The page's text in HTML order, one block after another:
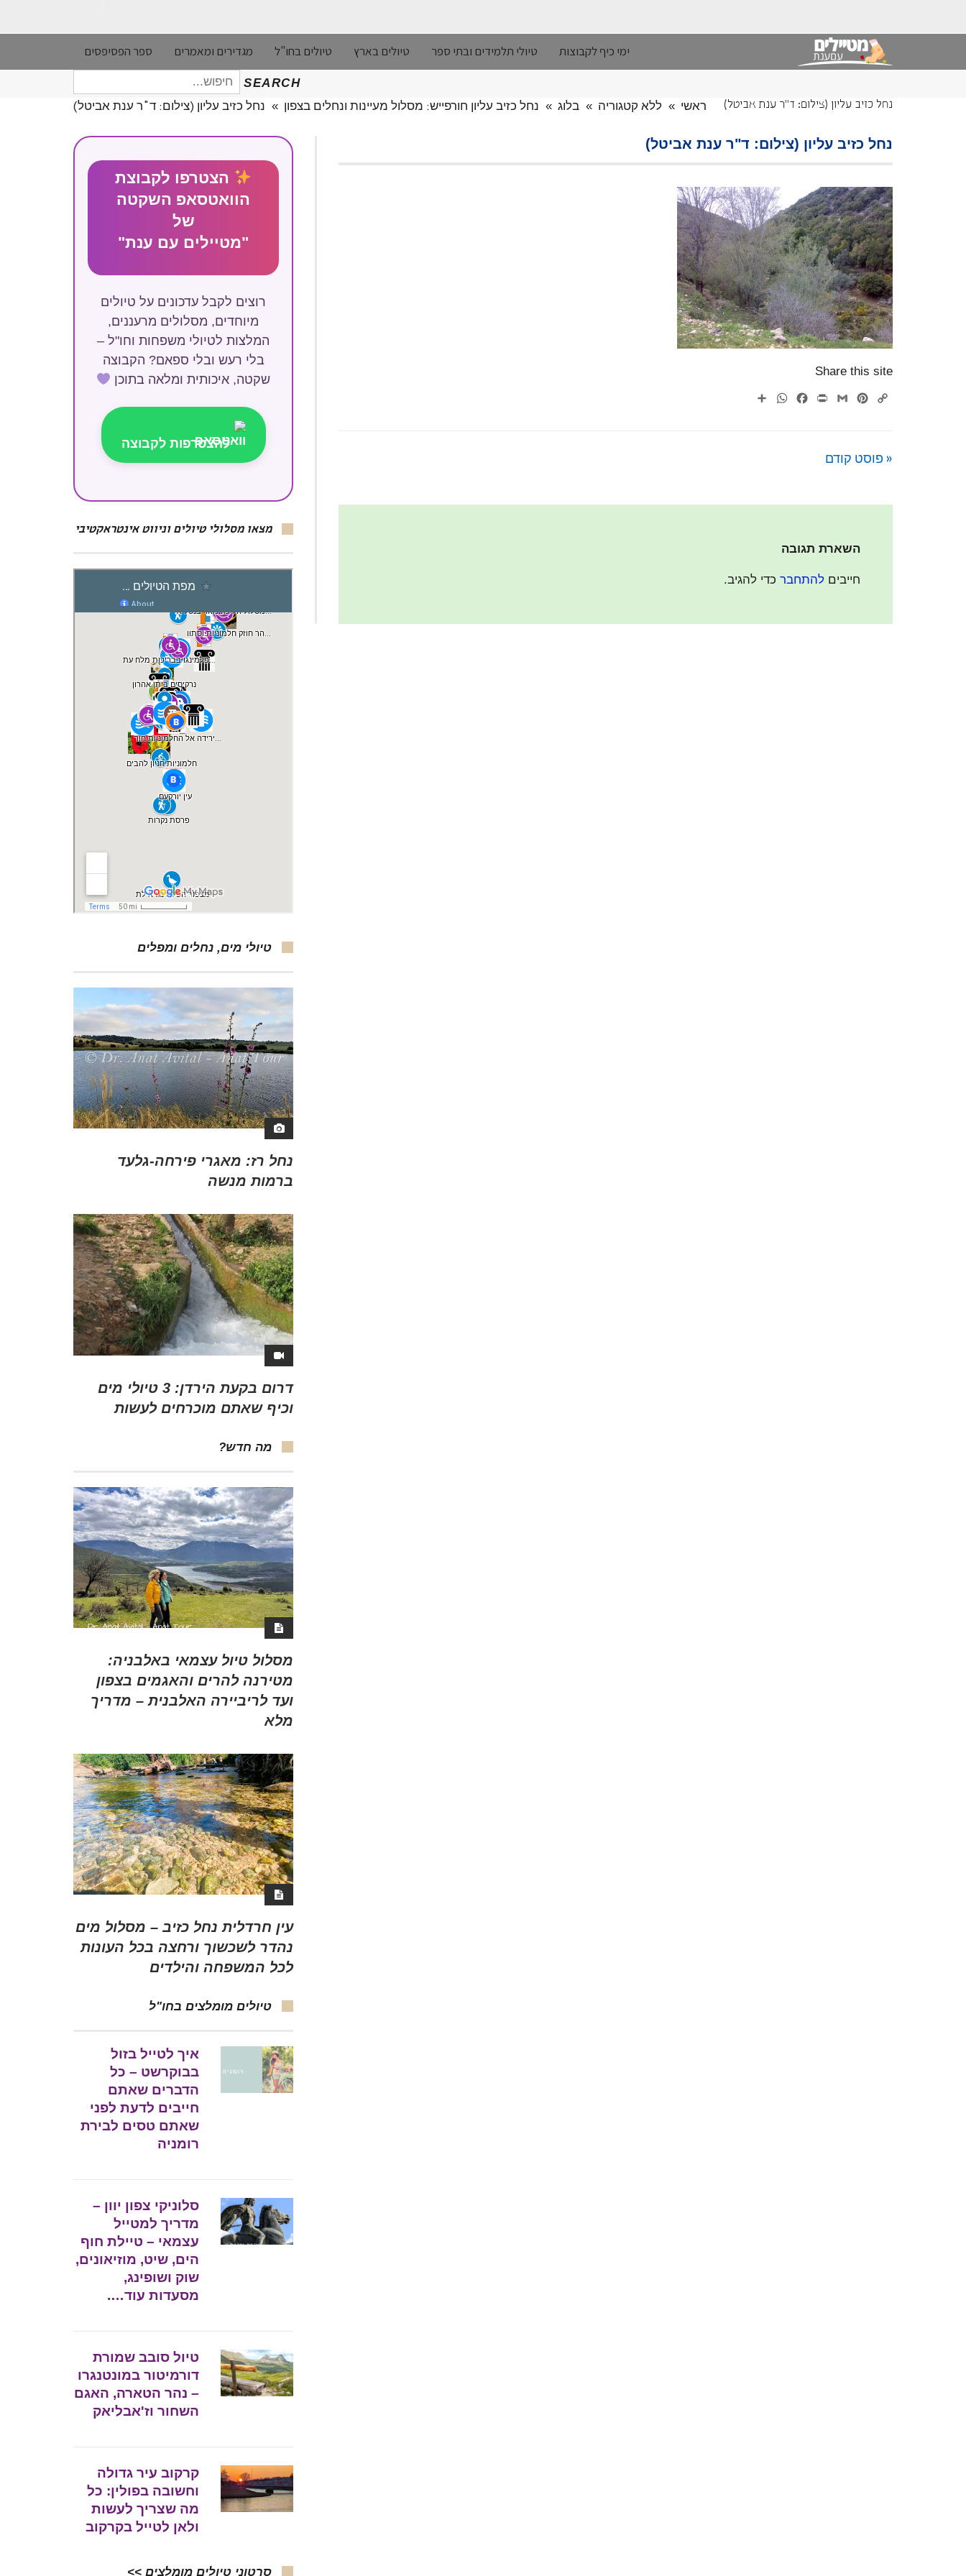
ימי כיף לקבוצות טיולי תלמידים ובתי ספר טיולים בארץ טיולים בחו"ל מגדירים ומאמרים ספר הפסיפסים
SEARCH
חיפוש
עבור:
נחל כזיב עליון (צילום: ד"ר ענת אביטל) ראשי » ללא קטגוריה » בלוג » נחל כזיב עליון חורפייש: מסלול מעיינות ונחלים בצפון » נחל כזיב עליון (צילום: ד"ר ענת אביטל)
נחל כזיב עליון (צילום: ד"ר ענת אביטל)
Share this site
Copy
Pinterest
Gmail
Print
Facebook
WhatsApp
« פוסט קודם
השארת תגובה
חייבים להתחבר כדי להגיב.
הצטרפו לקבוצת
הוואטסאפ השקטה
של
"מטיילים עם ענת"
רוצים לקבל עדכונים על טיולים
מיוחדים, מסלולים מרעננים,
המלצות לטיולי משפחות וחו"ל –
בלי רעש ובלי ספאם? הקבוצה
שקטה, איכותית ומלאה בתוכן
להצטרפות לקבוצה
מצאו מסלולי טיולים וניווט אינטראקטיבי
טיולי מים, נחלים ומפלים
נחל רז: מאגרי פירחה-גלעד
ברמות מנשה
דרום בקעת הירדן: 3 טיולי מים
וכיף שאתם מוכרחים לעשות
מה חדש?
מסלול טיול עצמאי באלבניה:
מטירנה להרים והאגמים בצפון
ועד לריביירה האלבנית – מדריך
מלא
עין חרדלית נחל כזיב – מסלול מים
נהדר לשכשוך ורחצה בכל העונות
לכל המשפחה והילדים
טיולים מומלצים בחו"ל
איך לטייל בזול
בבוקרשט – כל
הדברים שאתם
חייבים לדעת לפני
שאתם טסים לבירת
רומניה
סלוניקי צפון יוון –
מדריך למטייל
עצמאי – טיילת חוף
הים, שיט, מוזיאונים,
שוק ושופינג,
מסעדות עוד….
טיול סובב שמורת
דורמיטור במונטנגרו
– נהר הטארה, האגם
השחור וז'אבליאק
קרקוב עיר גדולה
וחשובה בפולין: כל
מה שצריך לעשות
ולאן לטייל בקרקוב
סרטוני טיולים מומלצים >>